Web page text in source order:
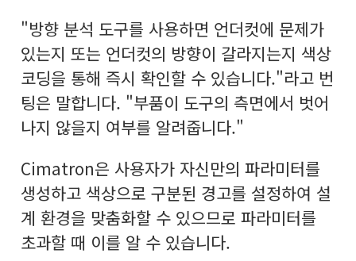
"방향 분석 도구를 사용하면 언더컷에 문제가
있는지 또는 언더컷의 방향이 갈라지는지 색상
코딩을 통해 즉시 확인할 수 있습니다."라고 번
팅은 말합니다. "부품이 도구의 측면에서 벗어
나지 않을지 여부를 알려줍니다."
Cimatron은 사용자가 자신만의 파라미터를
생성하고 색상으로 구분된 경고를 설정하여 설
계 환경을 맞춤화할 수 있으므로 파라미터를
초과할 때 이를 알 수 있습니다.